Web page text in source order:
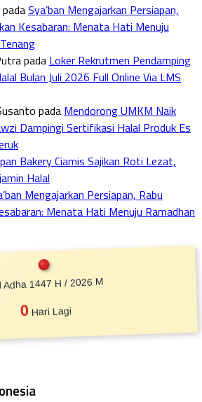
padaSya’ban Mengajarkan Persiapan,
Kesabaran: Menata Hati Menuju
pada Loker Rekrutmen Pendamping
Bulan Juli 2026 Full Online Via LMS
pada Mendorong UMKM Naik
Dampingi Sertifikasi Halal Produk Es
Bakery Ciamis Sajikan Roti Lezat,
Halal
Mengajarkan Persiapan, Rabu
Menata Hati Menuju Ramadhan
Adha 1447 H / 2026 M
0 Hari Lagi